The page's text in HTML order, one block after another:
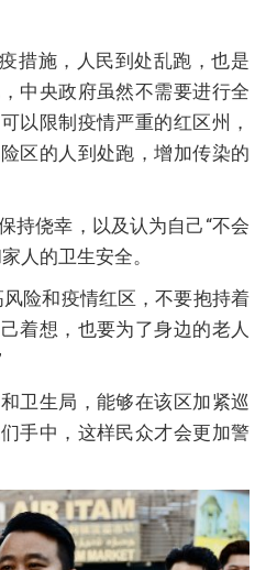
措施，人民到处乱跑，也是
中央政府虽然不需要进行全
以限制疫情严重的红区州，
区的人到处跑，增加传染的
持侥幸，以及认为自己“不会
人的卫生安全。
险和疫情红区，不要抱持着
着想，也要为了身边的老人
卫生局，能够在该区加紧巡
手中，这样民众才会更加警